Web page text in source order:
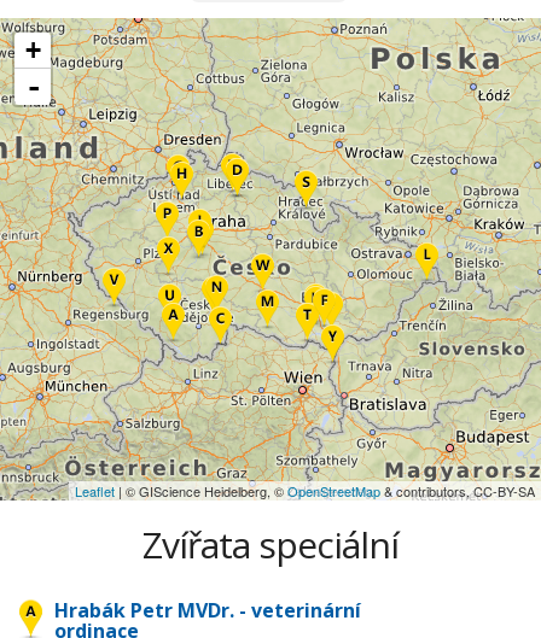
+
-
Leaflet | © GIScience Heidelberg, ©OpenStreetMap& contributors, CC-BY-SA
Zvířata speciální
Hrabák Petr MVDr. - veterinární
ordinace